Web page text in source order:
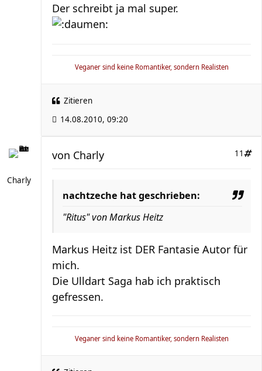
Der schreibt ja mal super.
Veganer sind keine Romantiker, sondern Realisten
Zitieren
14.08.2010, 09:20
Charly
11
von Charly
nachtzeche hat geschrieben:
"Ritus" von Markus Heitz
Markus Heitz ist DER Fantasie Autor für
mich.
Die Ulldart Saga hab ich praktisch
gefressen.
Veganer sind keine Romantiker, sondern Realisten